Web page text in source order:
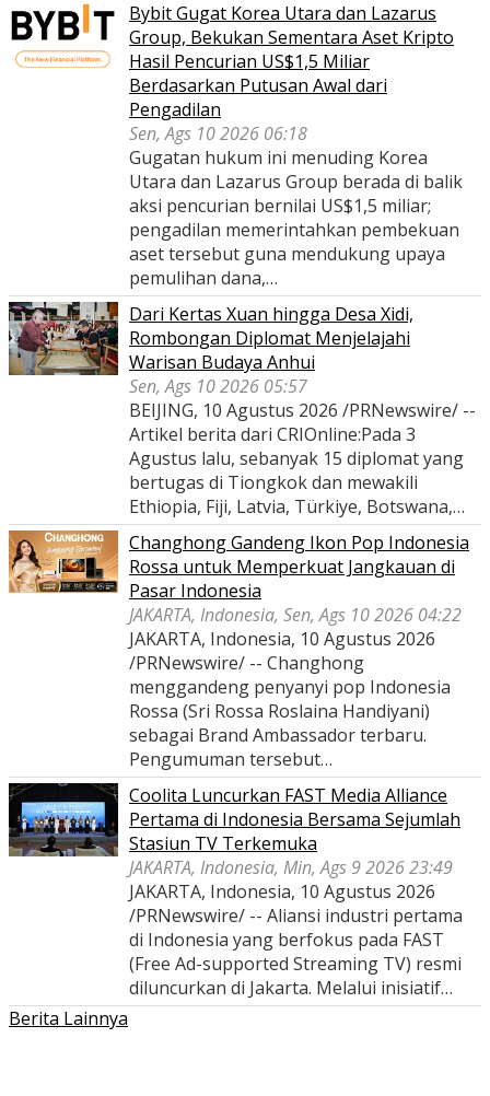
Bybit Gugat Korea Utara dan Lazarus
Group, Bekukan Sementara Aset Kripto
Hasil Pencurian US$1,5 Miliar
Berdasarkan Putusan Awal dari
Pengadilan
Sen, Ags 10 2026 06:18
Gugatan hukum ini menuding Korea
Utara dan Lazarus Group berada di balik
aksi pencurian bernilai US$1,5 miliar;
pengadilan memerintahkan pembekuan
aset tersebut guna mendukung upaya
pemulihan dana,…
Dari Kertas Xuan hingga Desa Xidi,
Rombongan Diplomat Menjelajahi
Warisan Budaya Anhui
Sen, Ags 10 2026 05:57
BEIJING, 10 Agustus 2026 /PRNewswire/ --
Artikel berita dari CRIOnline:Pada 3
Agustus lalu, sebanyak 15 diplomat yang
bertugas di Tiongkok dan mewakili
Ethiopia, Fiji, Latvia, Türkiye, Botswana,…
Changhong Gandeng Ikon Pop Indonesia
Rossa untuk Memperkuat Jangkauan di
Pasar Indonesia
JAKARTA, Indonesia, Sen, Ags 10 2026 04:22
JAKARTA, Indonesia, 10 Agustus 2026
/PRNewswire/ -- Changhong
menggandeng penyanyi pop Indonesia
Rossa (Sri Rossa Roslaina Handiyani)
sebagai Brand Ambassador terbaru.
Pengumuman tersebut…
Coolita Luncurkan FAST Media Alliance
Pertama di Indonesia Bersama Sejumlah
Stasiun TV Terkemuka
JAKARTA, Indonesia, Min, Ags 9 2026 23:49
JAKARTA, Indonesia, 10 Agustus 2026
/PRNewswire/ -- Aliansi industri pertama
di Indonesia yang berfokus pada FAST
(Free Ad-supported Streaming TV) resmi
diluncurkan di Jakarta. Melalui inisiatif…
Berita Lainnya